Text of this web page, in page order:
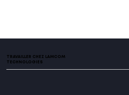
TRAVAILLER CHEZ LAMCOM
TECHNOLOGIES